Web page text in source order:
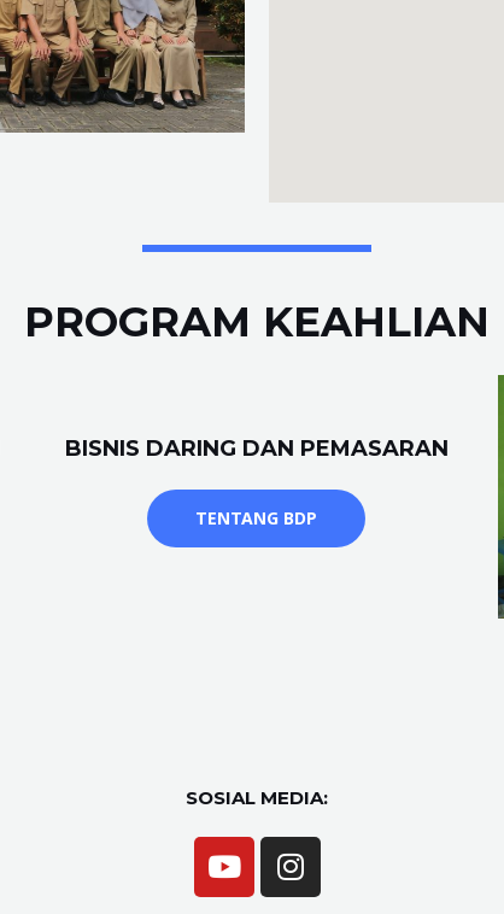
PROGRAM KEAHLIAN
BISNIS DARING DAN PEMASARAN
TENTANG BDP
SOSIAL MEDIA: